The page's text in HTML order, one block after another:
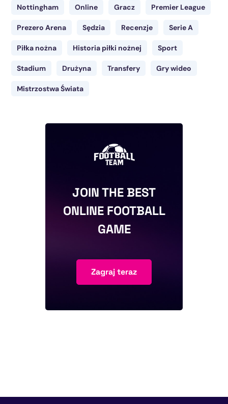
Nottingham Online Gracz Premier League
Prezero Arena Sędzia Recenzje Serie A
Piłka nożna Historia piłki nożnej Sport
Stadium Drużyna Transfery Gry wideo
Mistrzostwa Świata
JOIN THE BEST
ONLINE FOOTBALL
GAME
Zagraj teraz